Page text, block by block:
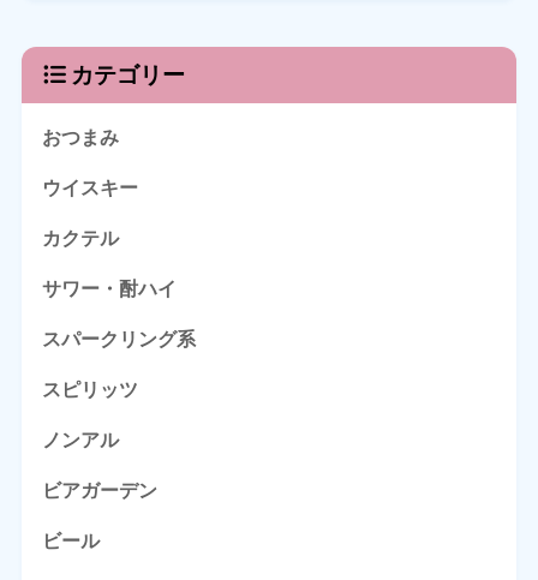
カテゴリー
おつまみ
ウイスキー
カクテル
サワー・酎ハイ
スパークリング系
スピリッツ
ノンアル
ビアガーデン
ビール